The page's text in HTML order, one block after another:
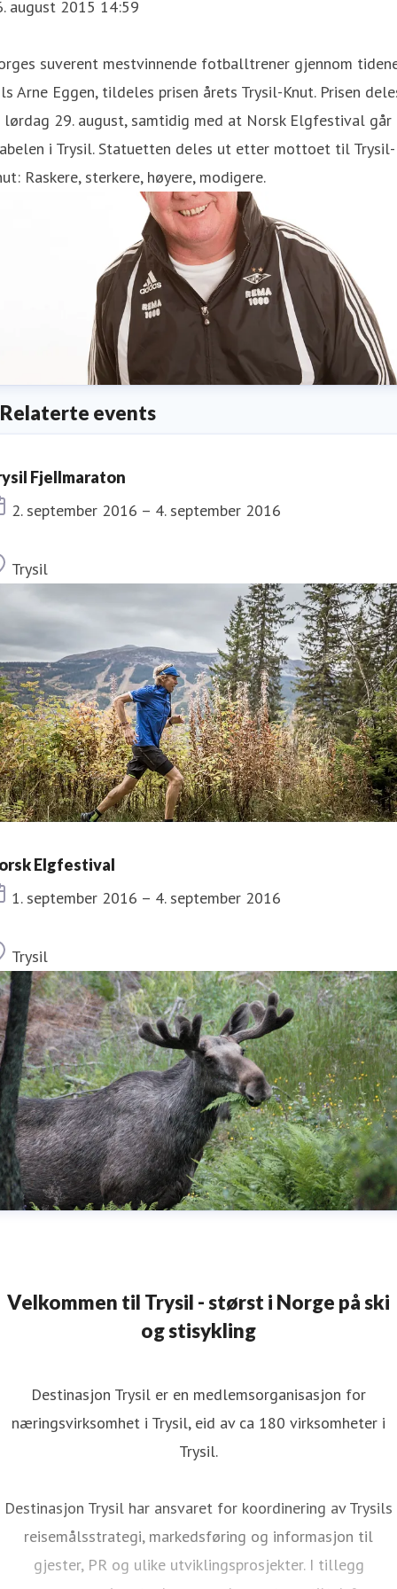
august 2015 14:59
suverent mestvinnende fotballtrener gjennom
Arne Eggen, tildeles prisen årets Trysil-Knut. Prisen
29. august, samtidig med at Norsk Elgfestival går
i Trysil. Statuetten deles ut etter mottoet til Trysil-
Raskere, sterkere, høyere, modigere.
Relaterte events
Fjellmaraton
Dato
2. september 2016 – 4. september 2016
Sted
Trysil
Elgfestival
Dato
1. september 2016 – 4. september 2016
Sted
Trysil
Velkommen til Trysil - størst i Norge på ski
og stisykling
Destinasjon Trysil er en medlemsorganisasjon for
næringsvirksomhet i Trysil, eid av ca 180 virksomheter i
Trysil.
Destinasjon Trysil har ansvaret for koordinering av Trysils
reisemålsstrategi, markedsføring og informasjon til
gjester, PR og ulike utviklingsprosjekter. I tillegg